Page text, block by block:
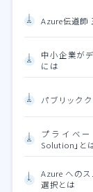
Azure伝道師
中小企業が
には
パブリック
プライベー
Solution」と
Azure への
選択とは